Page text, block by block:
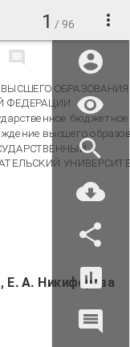
1 / 96
ОБРАЗОВАНИЯ
ФЕДЕРАЦИИ
бюджетное
высшего
Е. А. Никифорова